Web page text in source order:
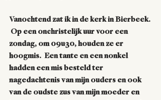
Vanochtend zat ik in de kerk in Bierbeek.
Op een onchristelijk uur voor een
zondag, om 09u30, houden ze er
hoogmis.  Een tante en een nonkel
hadden een mis besteld ter
nagedachtenis van mijn ouders en ook
van de oudste zus van mijn moeder en